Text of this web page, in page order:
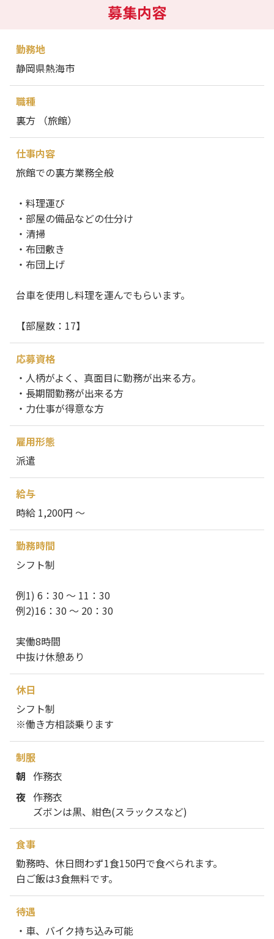
募集内容
勤務地
静岡県熱海市
職種
裏方 （旅館）
仕事内容
旅館での裏方業務全般
・料理運び
・部屋の備品などの仕分け
・清掃
・布団敷き
・布団上げ
台車を使用し料理を運んでもらいます。
【部屋数：17】
応募資格
・人柄がよく、真面目に勤務が出来る方。
・長期間勤務が出来る方
・力仕事が得意な方
雇用形態
派遣
給与
時給 1,200円 ～
勤務時間
シフト制
例1) 6：30 ～ 11：30
例2)16：30 ～ 20：30
実働8時間
中抜け休憩あり
休日
シフト制
※働き方相談乗ります
制服
朝 作務衣
夜 作務衣
ズボンは黒、紺色(スラックスなど)
食事
勤務時、休日問わず1食150円で食べられます。
白ご飯は3食無料です。
待遇
・車、バイク持ち込み可能